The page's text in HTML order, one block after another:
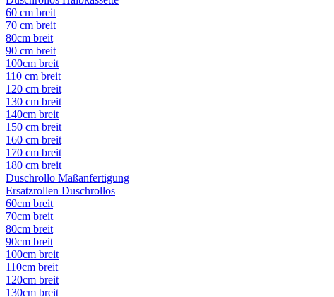
60 cm breit
70 cm breit
80cm breit
90 cm breit
100cm breit
110 cm breit
120 cm breit
130 cm breit
140cm breit
150 cm breit
160 cm breit
170 cm breit
180 cm breit
Duschrollo Maßanfertigung
Ersatzrollen Duschrollos
60cm breit
70cm breit
80cm breit
90cm breit
100cm breit
110cm breit
120cm breit
130cm breit